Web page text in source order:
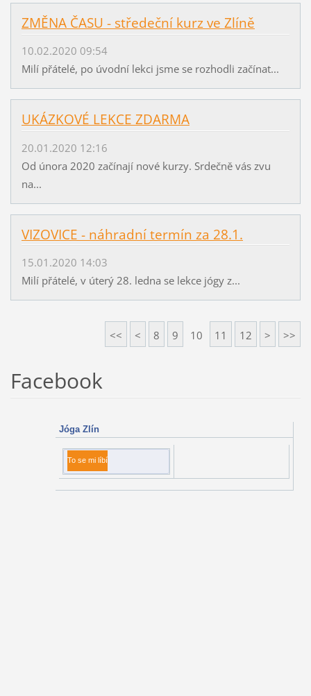
ZMĚNA ČASU - středeční kurz ve Zlíně
10.02.2020 09:54
Milí přátelé, po úvodní lekci jsme se rozhodli začínat...
UKÁZKOVÉ LEKCE ZDARMA
20.01.2020 12:16
Od února 2020 začínají nové kurzy. Srdečně vás zvu
na...
VIZOVICE - náhradní termín za 28.1.
15.01.2020 14:03
Milí přátelé, v úterý 28. ledna se lekce jógy z...
<< < 8 9 10 11 12 > >>
Facebook
Jóga Zlín
To se mi líbí